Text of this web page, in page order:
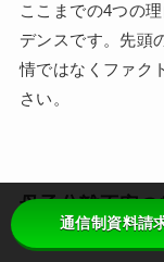
ここまでの4つの
デンスです。先頭
情ではなくファク
さい。
母子分離不安
安症との違い
通信制資料請